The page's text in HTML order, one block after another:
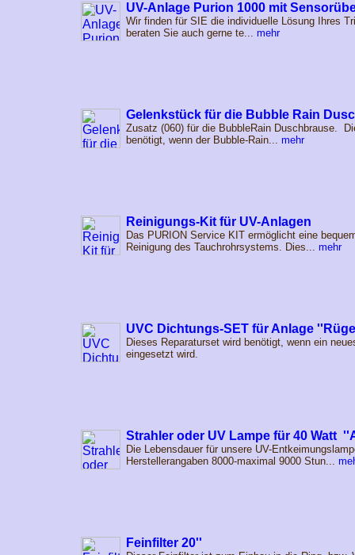
UV-Anlage Purion 1000 mit
Wir finden für SIE die individuelle Lösung Ihres
beraten Sie auch gerne te... mehr
Gelenkstück für die Bubble Rain
Zusatz (060) für die BubbleRain Duschbrause.
benötigt, wenn der Bubble-Rain... mehr
Reinigungs-Kit für UV-Anlagen
Das PURION Service KIT ermöglicht eine
Reinigung des Tauchrohrsystems. Dies... mehr
UVC Dichtungs-SET für Anlage
Dieses Reparaturset wird benötigt, wenn ein
eingesetzt wird.
Strahler oder UV Lampe für 40 Watt
Die Lebensdauer für unsere UV-
Herstellerangaben 8000-maximal 9000 Stun...
Feinfilter 20''